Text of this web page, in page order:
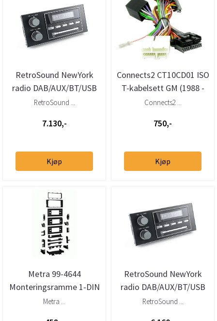
RetroSound NewYork
radio DAB/AUX/BT/USB
GM (1982 - 1991)
RetroSound ...
7.130,-
Kjøp
Connects2 CT10CD01 ISO
T-kabelsett GM (1988 -
2004)
Connects2 ...
750,-
Kjøp
Metra 99-4644
Monteringsramme 1-DIN
GM Multi-Kit (1982 -
Metra ...
RetroSound NewYork
radio DAB/AUX/BT/USB
GM (1982 - 1991)
RetroSound ...